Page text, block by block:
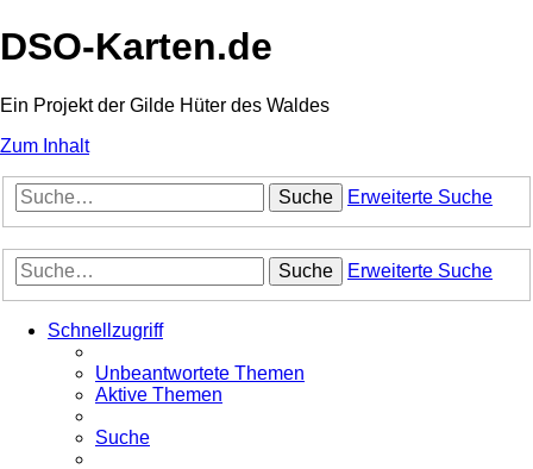
DSO-Karten.de
Ein Projekt der Gilde Hüter des Waldes
Zum Inhalt
Suche Erweiterte Suche
Suche Erweiterte Suche
Schnellzugriff
Unbeantwortete Themen
Aktive Themen
Suche